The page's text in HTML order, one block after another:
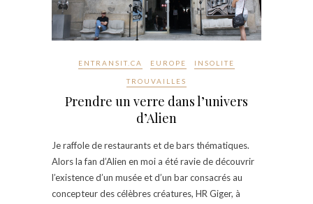
ENTRANSIT.CA EUROPE INSOLITE
TROUVAILLES
Prendre un verre dans l’univers
d’Alien
Je raffole de restaurants et de bars thématiques.
Alors la fan d’Alien en moi a été ravie de découvrir
l’existence d’un musée et d’un bar consacrés au
concepteur des célèbres créatures, HR Giger, à